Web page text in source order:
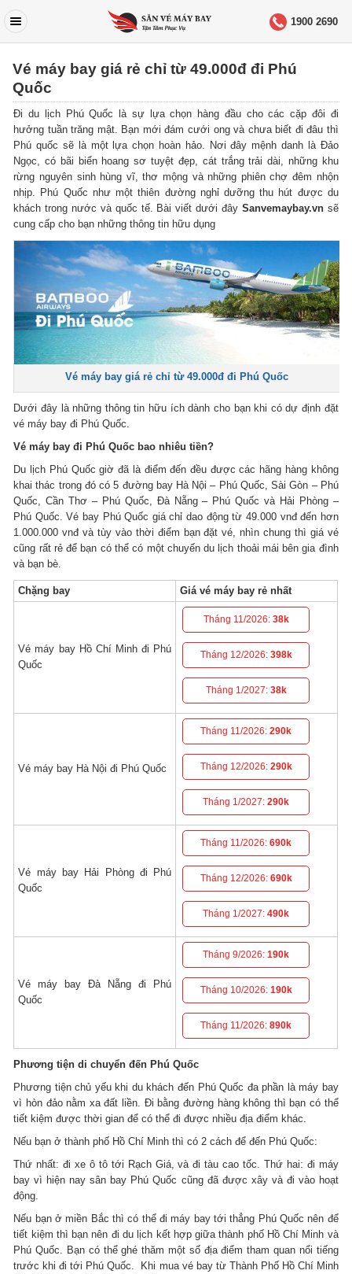
1900 2690
Vé máy bay giá rẻ chỉ từ 49.000đ đi Phú
Quốc
Đi du lịch Phú Quốc là sự lựa chọn hàng đầu cho các cặp đôi đi
hưởng tuần trăng mật. Bạn mới đám cưới ong và chưa biết đi đâu thì
Phú quốc sẽ là một lựa chọn hoàn hảo. Nơi đây mệnh danh là Đảo
Ngọc, có bãi biển hoang sơ tuyệt đẹp, cát trắng trải dài, những khu
rừng nguyên sinh hùng vĩ, thơ mộng và những phiên chợ đêm nhộn
nhịp. Phú Quốc như một thiên đường nghỉ dưỡng thu hút được du
khách trong nước và quốc tế. Bài viết dưới đây Sanvemaybay.vnsẽ
cung cấp cho bạn những thông tin hữu dụng
Vé máy bay giá rẻ chỉ từ 49.000đ đi Phú Quốc
Dưới đây là những thông tin hữu ích dành cho bạn khi có dự định đặt
vé máy bay đi Phú Quốc.
Vé máy bay đi Phú Quốc bao nhiêu tiền?
Du lịch Phú Quốc giờ đã là điểm đến đều được các hãng hàng không
khai thác trong đó có 5 đường bay Hà Nội – Phú Quốc, Sài Gòn – Phú
Quốc, Cần Thơ – Phú Quốc, Đà Nẵng – Phú Quốc và Hải Phòng –
Phú Quốc. Vé bay Phú Quốc giá chỉ dao động từ 49.000 vnđ đến hơn
1.000.000 vnđ và tùy vào thời điểm bạn đặt vé, nhìn chung thì giá vé
cũng rất rẻ để bạn có thể có một chuyến du lịch thoải mái bên gia đình
và bạn bè.
Chặng bay Giá vé máy bay rẻ nhất
Vé máy bay Hồ Chí Minh đi Phú
Quốc
Tháng 11/2026: 38k
Tháng 12/2026: 398k
Tháng 1/2027: 38k
Vé máy bay Hà Nội đi Phú Quốc
Tháng 11/2026:290k
Tháng 12/2026: 290k
Tháng 1/2027:290k
Vé máy bay Hải Phòng đi Phú
Quốc
Tháng 11/2026:690k
Tháng 12/2026: 690k
Tháng 1/2027:490k
Vé máy bay Đà Nẵng đi Phú
Quốc
Tháng 9/2026:190k
Tháng 10/2026: 190k
Tháng 11/2026:890k
Phương tiện di chuyển đến Phú Quốc
Phương tiện chủ yếu khi du khách đến Phú Quốc đa phần là máy bay
vì hòn đảo nằm xa đất liền. Đi bằng đường hàng không thì bạn có thể
tiết kiệm được thời gian để có thể đi được nhiều địa điểm khác.
Nếu bạn ở thành phố Hồ Chí Minh thì có 2 cách để đến Phú Quốc:
Thứ nhất: đi xe ô tô tới Rạch Giá, và đi tàu cao tốc. Thứ hai: đi máy
bay vì hiện nay sân bay Phú Quốc cũng đã được xây và đi vào hoạt
động.
Nếu bạn ở miền Bắc thì có thể đi máy bay tới thẳng Phú Quốc nên để
tiết kiệm thì bạn nên đi du lịch kết hợp giữa thành phố Hồ Chí Minh và
Phú Quốc. Bạn có thể ghé thăm một số địa điểm tham quan nổi tiếng
trước khi đi tới Phú Quốc. Khi mua vé bay từ Thành Phố Hồ Chí Minh